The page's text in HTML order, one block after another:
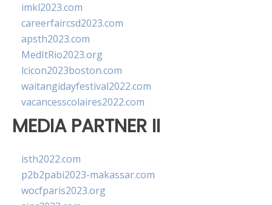
imkl2023.com
careerfaircsd2023.com
apsth2023.com
MedItRio2023.org
lcicon2023boston.com
waitangidayfestival2022.com
vacancesscolaires2022.com
MEDIA PARTNER II
isth2022.com
p2b2pabi2023-makassar.com
wocfparis2023.org